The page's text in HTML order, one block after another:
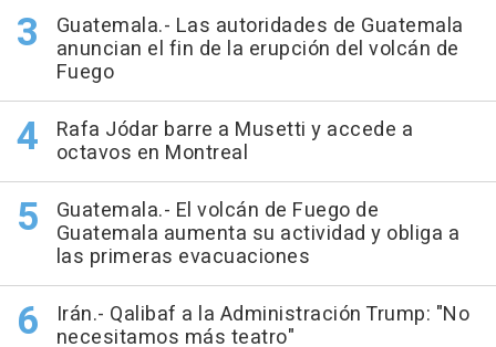
Guatemala.- Las autoridades de Guatemala
anuncian el fin de la erupción del volcán de
Fuego
Rafa Jódar barre a Musetti y accede a
octavos en Montreal
Guatemala.- El volcán de Fuego de
Guatemala aumenta su actividad y obliga a
las primeras evacuaciones
Irán.- Qalibaf a la Administración Trump: "No
necesitamos más teatro"